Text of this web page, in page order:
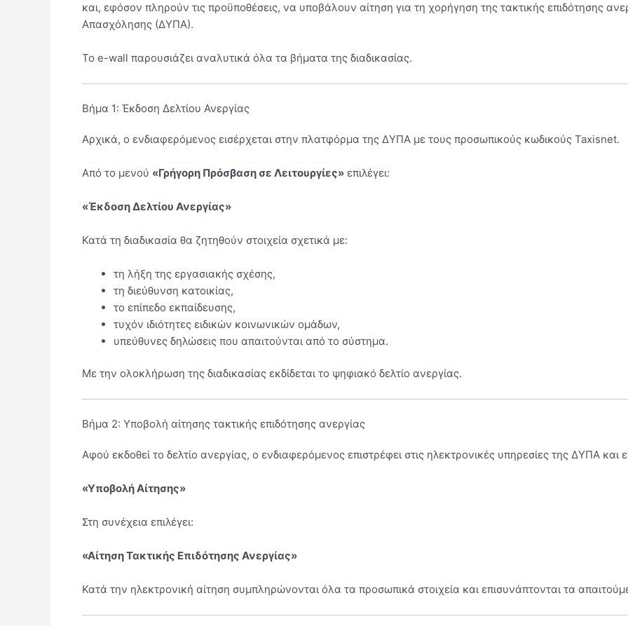
και, εφόσον πληρούν τις προϋποθέσεις, να υποβάλουν αίτηση για τη χορήγηση της τακτικής επιδότησης
Απασχόλησης (ΔΥΠΑ).
Το e-wall παρουσιάζει αναλυτικά όλα τα βήματα της διαδικασίας.
Βήμα 1: Έκδοση Δελτίου Ανεργίας
Αρχικά, ο ενδιαφερόμενος εισέρχεται στην πλατφόρμα της ΔΥΠΑ με τους προσωπικούς κωδικούς Taxisnet.
Από το μενού «Γρήγορη Πρόσβαση σε Λειτουργίες» επιλέγει:
«Έκδοση Δελτίου Ανεργίας»
Κατά τη διαδικασία θα ζητηθούν στοιχεία σχετικά με:
τη λήξη της εργασιακής σχέσης,
τη διεύθυνση κατοικίας,
το επίπεδο εκπαίδευσης,
τυχόν ιδιότητες ειδικών κοινωνικών ομάδων,
υπεύθυνες δηλώσεις που απαιτούνται από το σύστημα.
Με την ολοκλήρωση της διαδικασίας εκδίδεται το ψηφιακό δελτίο ανεργίας.
Βήμα 2: Υποβολή αίτησης τακτικής επιδότησης ανεργίας
Αφού εκδοθεί το δελτίο ανεργίας, ο ενδιαφερόμενος επιστρέφει στις ηλεκτρονικές υπηρεσίες της ΔΥΠΑ και
«Υποβολή Αίτησης»
Στη συνέχεια επιλέγει:
«Αίτηση Τακτικής Επιδότησης Ανεργίας»
Κατά την ηλεκτρονική αίτηση συμπληρώνονται όλα τα προσωπικά στοιχεία και επισυνάπτονται τα